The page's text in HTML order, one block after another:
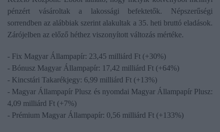
pénzért vásároltak a lakossági befektetők. Népszerűségi
sorrendben az alábbiak szerint alakultak a 35. heti bruttó eladások.
Zárójelben az előző héthez viszonyított változás mértéke.
- Fix Magyar Állampapír: 23,45 milliárd Ft (+30%)
- Bónusz Magyar Állampapír: 17,42 milliárd Ft (+64%)
- Kincstári Takarékjegy: 6,99 milliárd Ft (+13%)
- Magyar Állampapír Plusz és nyomdai Magyar Állampapír Plusz:
4,09 milliárd Ft (+7%)
- Prémium Magyar Állampapír: 0,56 milliárd Ft (+133%)